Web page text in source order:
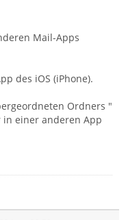
Mail-Apps
des iOS (iPhone).
Ordners "
einer anderen App